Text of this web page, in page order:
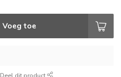
Voeg toe
Deel dit product